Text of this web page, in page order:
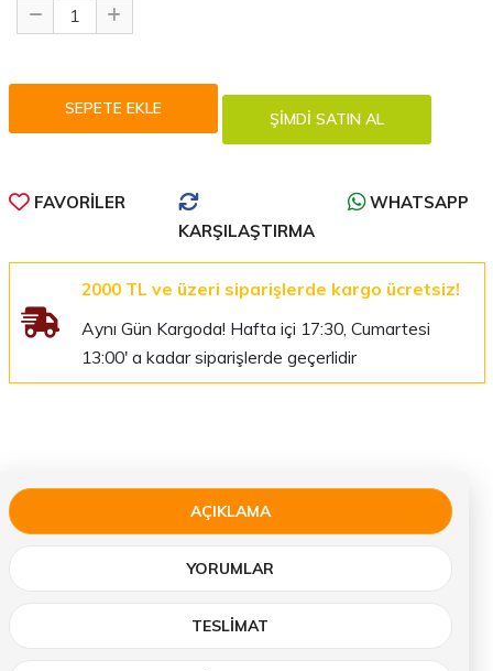
FAVORILER
KARŞILAŞTIRMA
WHATSAPP
2000 TL ve üzeri siparişlerde kargo ücretsiz!
Aynı Gün Kargoda! Hafta içi 17:30, Cumartesi
13:00' a kadar siparişlerde geçerlidir
AÇIKLAMA
YORUMLAR
TESLIMAT